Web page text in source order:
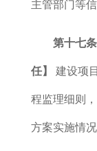
主管部门等信
第十七
任】 建设项
程监理细则
方案实施情